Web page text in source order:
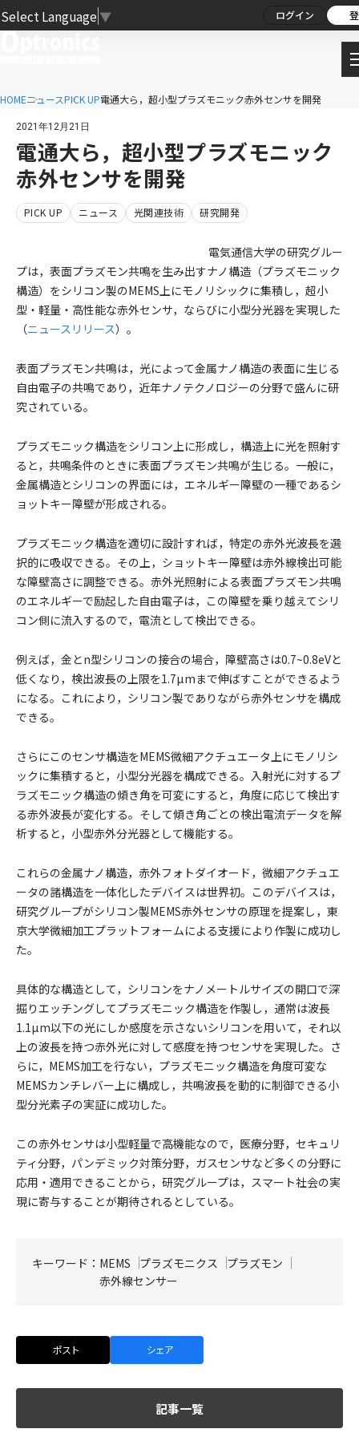
Select Language ▼ ログイン
HOMEニュースPICK UP電通大ら，超小型プラズモニック赤外センサを開発
2021年12月21日
電通大ら，超小型プラズモニック
赤外センサを開発
PICK UP ニュース 光関連技術 研究開発
電気通信大学の研究グルー
プは，表面プラズモン共鳴を生み出すナノ構造（プラズモニック
構造）をシリコン製のMEMS上にモノリシックに集積し，超小
型・軽量・高性能な赤外センサ，ならびに小型分光器を実現した
（ニュースリリース）。
表面プラズモン共鳴は，光によって金属ナノ構造の表面に生じる
自由電子の共鳴であり，近年ナノテクノロジーの分野で盛んに研
究されている。
プラズモニック構造をシリコン上に形成し，構造上に光を照射す
ると，共鳴条件のときに表面プラズモン共鳴が生じる。一般に，
金属構造とシリコンの界面には，エネルギー障壁の一種であるシ
ョットキー障壁が形成される。
プラズモニック構造を適切に設計すれば，特定の赤外光波長を選
択的に吸収できる。その上，ショットキー障壁は赤外線検出可能
な障壁高さに調整できる。赤外光照射による表面プラズモン共鳴
のエネルギーで励起した自由電子は，この障壁を乗り越えてシリ
コン側に流入するので，電流として検出できる。
例えば，金とn型シリコンの接合の場合，障壁高さは0.7~0.8eVと
低くなり，検出波長の上限を1.7µmまで伸ばすことができるよう
になる。これにより，シリコン製でありながら赤外センサを構成
できる。
さらにこのセンサ構造をMEMS微細アクチュエータ上にモノリシ
ックに集積すると，小型分光器を構成できる。入射光に対するプ
ラズモニック構造の傾き角を可変にすると，角度に応じて検出す
る赤外波長が変化する。そして傾き角ごとの検出電流データを解
析すると，小型赤外分光器として機能する。
これらの金属ナノ構造，赤外フォトダイオード，微細アクチュエ
ータの諸構造を一体化したデバイスは世界初。このデバイスは，
研究グループがシリコン製MEMS赤外センサの原理を提案し，東
京大学微細加工プラットフォームによる支援により作製に成功し
た。
具体的な構造として，シリコンをナノメートルサイズの開口で深
掘りエッチングしてプラズモニック構造を作製し，通常は波長
1.1µm以下の光にしか感度を示さないシリコンを用いて，それ以
上の波長を持つ赤外光に対して感度を持つセンサを実現した。さ
らに，MEMS加工を行ない，プラズモニック構造を角度可変な
MEMSカンチレバー上に構成し，共鳴波長を動的に制御できる小
型分光素子の実証に成功した。
この赤外センサは小型軽量で高機能なので，医療分野，セキュリ
ティ分野，パンデミック対策分野，ガスセンサなど多くの分野に
応用・適用できることから，研究グループは，スマート社会の実
現に寄与することが期待されるとしている。
キーワード： MEMS プラズモニクス
プラズモン
赤外線センサー
ポスト シェア
記事一覧